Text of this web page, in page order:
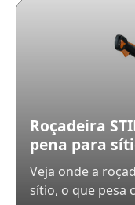
Roçadeira
pena para
Veja onde a
sítio, o que pesa